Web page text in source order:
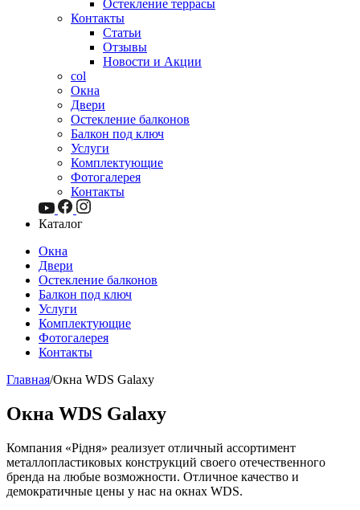
Остекление террасы
Контакты
Статьи
Отзывы
Новости и Акции
col
Окна
Двери
Остекление балконов
Балкон под ключ
Услуги
Комплектующие
Фотогалерея
Контакты
Каталог
Окна
Двери
Остекление балконов
Балкон под ключ
Услуги
Комплектующие
Фотогалерея
Контакты
Главная/Окна WDS Galaxy
Окна WDS Galaxy
Компания «Рідня» реализует отличный ассортимент
металлопластиковых конструкций своего отечественного
бренда на любые возможности. Отличное качество и
демократичные цены у нас на окнах WDS.